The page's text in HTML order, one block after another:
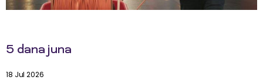
5 dana juna
18 Jul 2026